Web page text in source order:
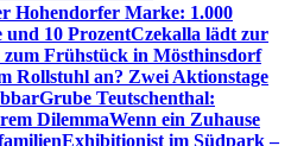
Hohendorfer Marke: 1.000
und 10 ProzentCzekalla lädt zur
zum Frühstück in Mösthinsdorf
Rollstuhl an? Zwei Aktionstage
Grube Teutschenthal:
DilemmaWenn ein Zuhause
Exhibitionist im Südpark –